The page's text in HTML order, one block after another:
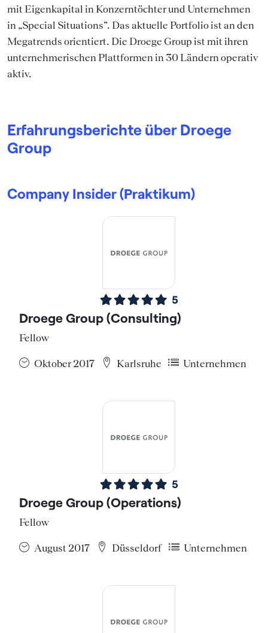
mit Eigenkapital in Konzerntöchter und Unternehmen
in „Special Situations“. Das aktuelle Portfolio ist an den
Megatrends orientiert. Die Droege Group ist mit ihren
unternehmerischen Plattformen in 30 Ländern operativ
aktiv.
Erfahrungsberichte über Droege
Group
Company Insider (Praktikum)
5
Droege Group (Consulting)
Fellow
Oktober 2017 Karlsruhe Unternehmen
5
Droege Group (Operations)
Fellow
August 2017 Düsseldorf Unternehmen